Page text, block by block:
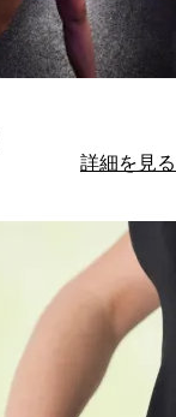
詳細を見る